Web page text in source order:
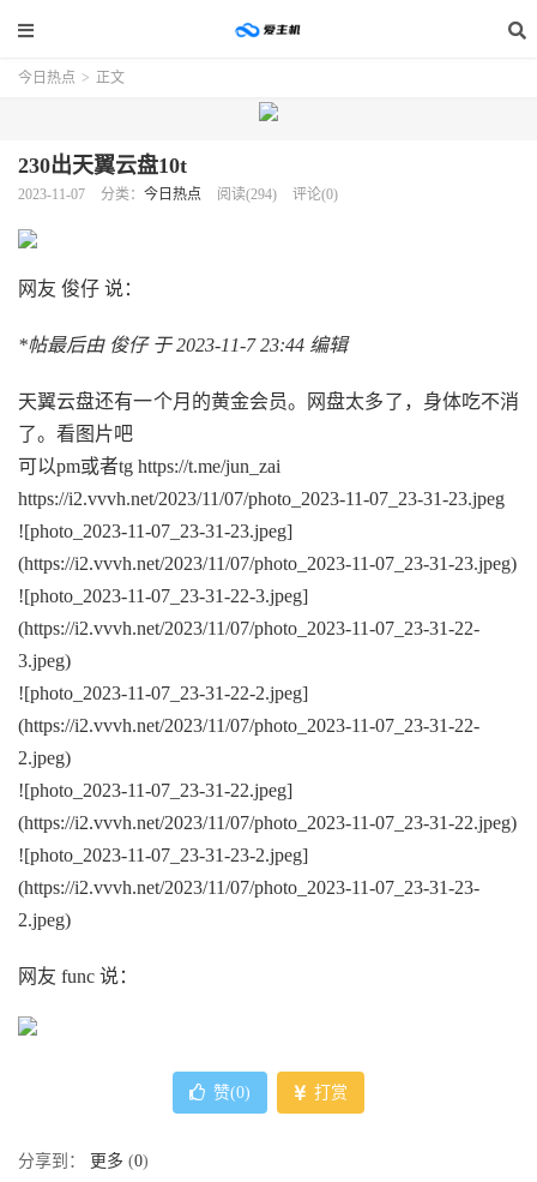
今日热点 > 正文
230出天翼云盘10t
2023-11-07 分类： 今日热点 阅读(294) 评论(0)
网友 俊仔 说：
*帖最后由 俊仔 于 2023-11-7 23:44 编辑
天翼云盘还有一个月的黄金会员。网盘太多了，身体吃不消
了。看图片吧
可以pm或者tg https://t.me/jun_zai
https://i2.vvvh.net/2023/11/07/photo_2023-11-07_23-31-23.jpeg
![photo_2023-11-07_23-31-23.jpeg]
(https://i2.vvvh.net/2023/11/07/photo_2023-11-07_23-31-23.jpeg)
![photo_2023-11-07_23-31-22-3.jpeg]
(https://i2.vvvh.net/2023/11/07/photo_2023-11-07_23-31-22-
3.jpeg)
![photo_2023-11-07_23-31-22-2.jpeg]
(https://i2.vvvh.net/2023/11/07/photo_2023-11-07_23-31-22-
2.jpeg)
![photo_2023-11-07_23-31-22.jpeg]
(https://i2.vvvh.net/2023/11/07/photo_2023-11-07_23-31-22.jpeg)
![photo_2023-11-07_23-31-23-2.jpeg]
(https://i2.vvvh.net/2023/11/07/photo_2023-11-07_23-31-23-
2.jpeg)
网友 func 说：
赞(0) 打赏
分享到： 更多 (0)